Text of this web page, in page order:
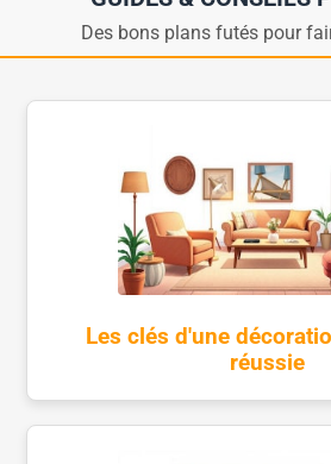
Des bons plans futés pour
Les clés d'une
réussie